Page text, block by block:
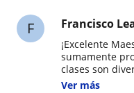
F Francisco
¡Excelente
sumamente
clases son
excelente
Ver más